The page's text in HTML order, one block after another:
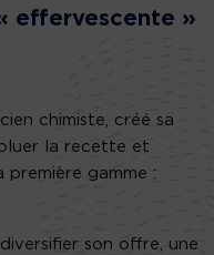
effervescente »
chimiste, créé sa
la recette et
gamme :
son offre, une